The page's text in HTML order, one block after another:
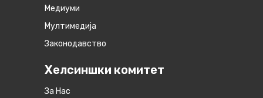
Медиуми
Мултимедија
Законодавство
Хелсиншки комитет
За Нас